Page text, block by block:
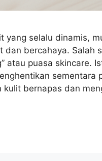
yang selalu dinamis,
dan bercahaya. Salah
atau puasa skincare.
sementara
bernapas dan